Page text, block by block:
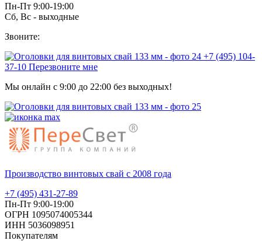
Пн-Пт 9:00-19:00
Сб, Вс - выходные
Звоните:
+7 (495) 104-
37-10 Перезвоните мне
Мы онлайн с 9:00 до 22:00 без выходных!
Производство винтовых свай с 2008 года
+7 (495) 431-27-89
Пн-Пт 9:00-19:00
ОГРН 1095074005344
ИНН 5036098951
Покупателям